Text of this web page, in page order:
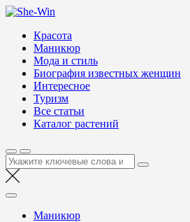
Перейти
содержимому
Блог о женской красоте и здоровье
Красота
Маникюр
Мода и стиль
Биография известных женщин
Интересное
Туризм
Все статьи
Каталог растений
Найти:
Маникюр